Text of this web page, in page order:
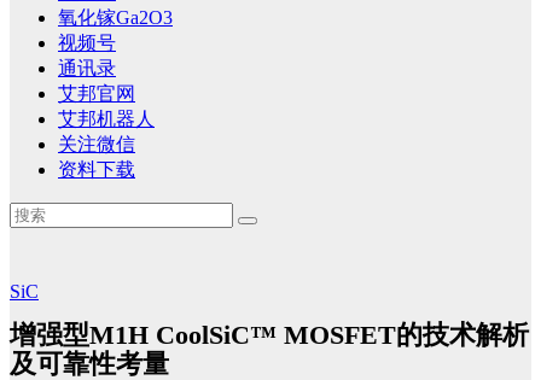
氧化镓Ga2O3
视频号
通讯录
艾邦官网
艾邦机器人
关注微信
资料下载
SiC
增强型M1H CoolSiC™ MOSFET的技术解析
及可靠性考量